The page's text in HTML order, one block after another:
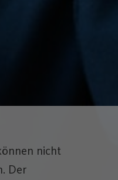
nicht
Der